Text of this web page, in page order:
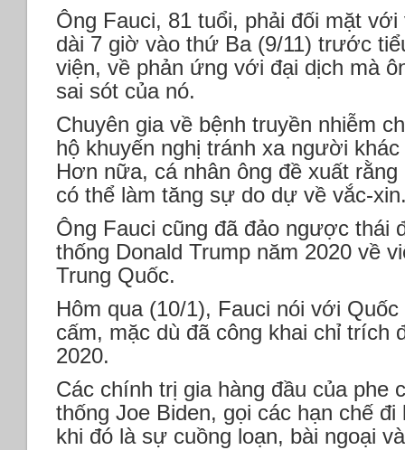
Ông Fauci, 81 tuổi, phải đối mặt
dài 7 giờ vào thứ Ba (9/11) trước
viện, về phản ứng với đại dịch mà
sai sót của nó.
Chuyên gia về bệnh truyền nhiễm
hộ khuyến nghị tránh xa người
Hơn nữa, cá nhân ông đề xuất
có thể làm tăng sự do dự về vắc-
Ông Fauci cũng đã đảo ngược thái
thống Donald Trump năm 2020 về
Trung Quốc.
Hôm qua (10/1), Fauci nói với
cấm, mặc dù đã công khai chỉ trích
2020.
Các chính trị gia hàng đầu của phe
thống Joe Biden, gọi các hạn chế
khi đó là sự cuồng loạn, bài ngoại